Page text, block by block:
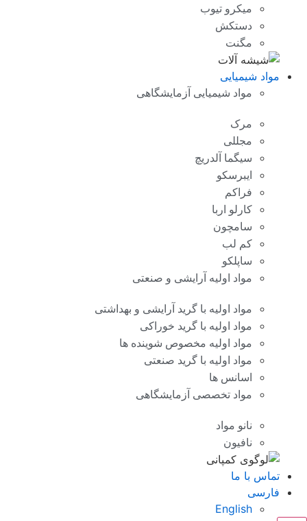
میکرو تیوب
دستکش
مگنت
مواد شیمیایی
مواد شیمیایی آزمایشگاهی
مرک
مجللی
سیگما آلدریچ
ایبرسکو
فراکم
کارلو اربا
سامچون
کم لب
ساپلکو
مواد اولیه آرایشی و صنعتی
مواد اولیه با گرید آرایشی و بهداشتی
مواد اولیه با گرید خوراکی
مواد اولیه مخصوص شوینده ها
مواد اولیه با گرید صنعتی
اسانس ها
مواد تخصصی آزمایشگاهی
نانو مواد
نافیون
تماس با ما
فارسی
English